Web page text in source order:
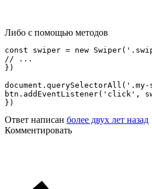
Либо с помощью методов
const swiper = new
// ...
})
btn.addEventListener('click',
})
Ответ написан более двух лет назад
Комментировать